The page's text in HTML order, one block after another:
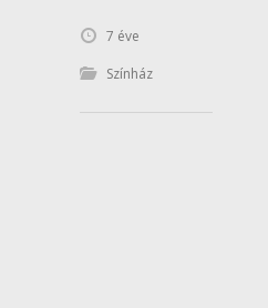
7 éve
Színház